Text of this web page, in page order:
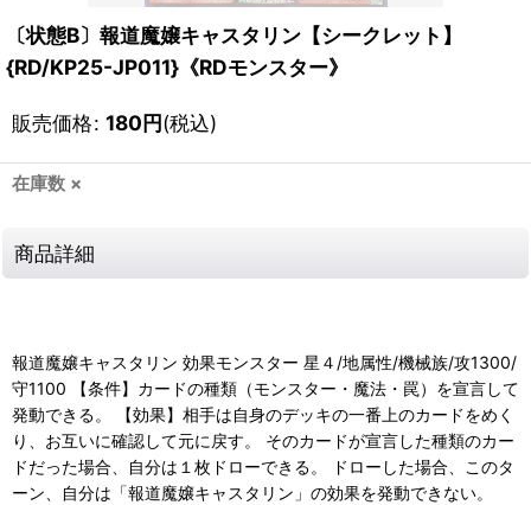
〔状態B〕報道魔嬢キャスタリン【シークレット】
{RD/KP25-JP011}《RDモンスター》
販売価格: 180円(税込)
在庫数 ×
商品詳細
報道魔嬢キャスタリン 効果モンスター 星４/地属性/機械族/攻1300/
守1100 【条件】カードの種類（モンスター・魔法・罠）を宣言して
発動できる。 【効果】相手は自身のデッキの一番上のカードをめく
り、お互いに確認して元に戻す。 そのカードが宣言した種類のカー
ドだった場合、自分は１枚ドローできる。 ドローした場合、このタ
ーン、自分は「報道魔嬢キャスタリン」の効果を発動できない。